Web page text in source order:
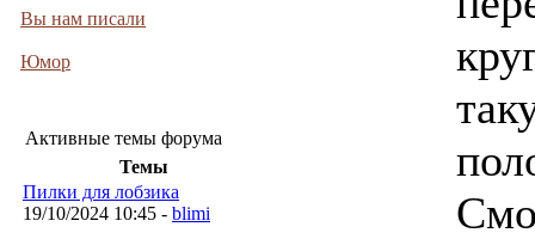
Вы нам писали
Юмор
Активные темы форума
Темы
Пилки для лобзика
19/10/2024 10:45 - blimi